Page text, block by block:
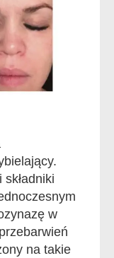
w
na takie